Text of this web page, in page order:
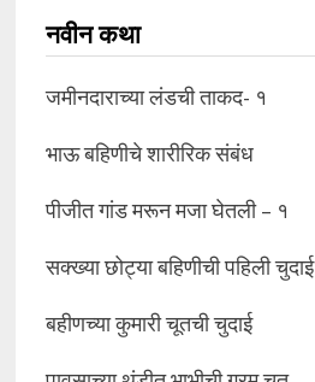
नवीन कथा
जमीनदाराच्या लंडची ताकद- १
भाऊ बहिणीचे शारीरिक संबंध
पीजीत गांड मरून मजा घेतली – १
सक्ख्या छोट्या बहिणीची पहिली चुदाई
बहीणच्या कुमारी चूतची चुदाई